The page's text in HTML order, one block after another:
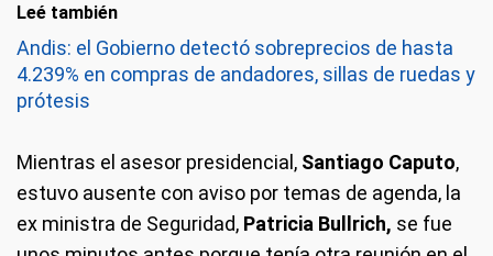
Leé también
Andis: el Gobierno detectó sobreprecios de hasta
4.239% en compras de andadores, sillas de ruedas y
prótesis
Mientras el asesor presidencial, Santiago Caputo,
estuvo ausente con aviso por temas de agenda, la
ex ministra de Seguridad, Patricia Bullrich, se fue